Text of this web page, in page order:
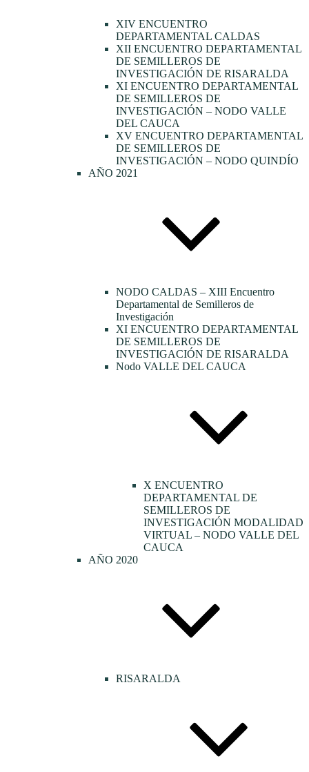
XIV ENCUENTRO
DEPARTAMENTAL CALDAS
XII ENCUENTRO DEPARTAMENTAL
DE SEMILLEROS DE
INVESTIGACIÓN DE RISARALDA
XI ENCUENTRO DEPARTAMENTAL
DE SEMILLEROS DE
INVESTIGACIÓN – NODO VALLE
DEL CAUCA
XV ENCUENTRO DEPARTAMENTAL
DE SEMILLEROS DE
INVESTIGACIÓN – NODO QUINDÍO
AÑO 2021
NODO CALDAS – XIII Encuentro
Departamental de Semilleros de
Investigación
XI ENCUENTRO DEPARTAMENTAL
DE SEMILLEROS DE
INVESTIGACIÓN DE RISARALDA
Nodo VALLE DEL CAUCA
X ENCUENTRO
DEPARTAMENTAL DE
SEMILLEROS DE
INVESTIGACIÓN MODALIDAD
VIRTUAL – NODO VALLE DEL
CAUCA
AÑO 2020
RISARALDA